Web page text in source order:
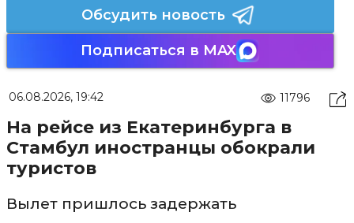
Обсудить новость
Подписаться в MAX
06.08.2026, 19:42 11796
На рейсе из Екатеринбурга в
Стамбул иностранцы обокрали
туристов
Вылет пришлось задержать